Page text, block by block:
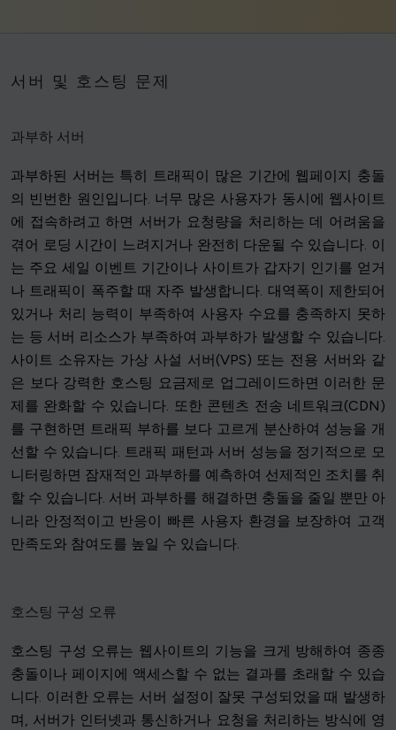
서버 및 호스팅 문제
과부하 서버
과부하된 서버는 특히 트래픽이 많은 기간에 웹페이지 충돌
의 빈번한 원인입니다. 너무 많은 사용자가 동시에 웹사이트
에 접속하려고 하면 서버가 요청량을 처리하는 데 어려움을
겪어 로딩 시간이 느려지거나 완전히 다운될 수 있습니다. 이
는 주요 세일 이벤트 기간이나 사이트가 갑자기 인기를 얻거
나 트래픽이 폭주할 때 자주 발생합니다. 대역폭이 제한되어
있거나 처리 능력이 부족하여 사용자 수요를 충족하지 못하
는 등 서버 리소스가 부족하여 과부하가 발생할 수 있습니다.
사이트 소유자는 가상 사설 서버(VPS) 또는 전용 서버와 같
은 보다 강력한 호스팅 요금제로 업그레이드하면 이러한 문
제를 완화할 수 있습니다. 또한 콘텐츠 전송 네트워크(CDN)
를 구현하면 트래픽 부하를 보다 고르게 분산하여 성능을 개
선할 수 있습니다. 트래픽 패턴과 서버 성능을 정기적으로 모
니터링하면 잠재적인 과부하를 예측하여 선제적인 조치를 취
할 수 있습니다. 서버 과부하를 해결하면 충돌을 줄일 뿐만 아
니라 안정적이고 반응이 빠른 사용자 환경을 보장하여 고객
만족도와 참여도를 높일 수 있습니다.
호스팅 구성 오류
호스팅 구성 오류는 웹사이트의 기능을 크게 방해하여 종종
충돌이나 페이지에 액세스할 수 없는 결과를 초래할 수 있습
니다. 이러한 오류는 서버 설정이 잘못 구성되었을 때 발생하
며, 서버가 인터넷과 통신하거나 요청을 처리하는 방식에 영